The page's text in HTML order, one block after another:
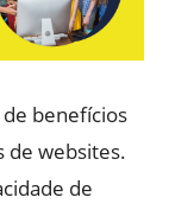
benefícios
de websites.
de